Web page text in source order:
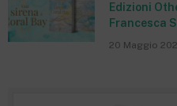
Edizioni
Francesca
20 Maggio